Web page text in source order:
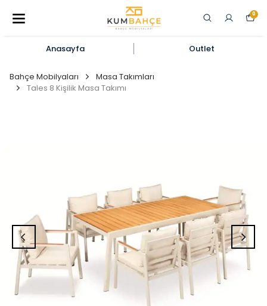
0
Anasayfa Outlet
Bahçe Mobilyaları
Masa Takımları
Tales 8 Kişilik Masa Takımı